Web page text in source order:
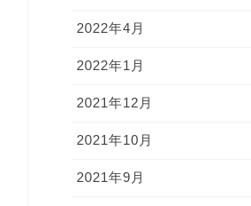
2022年4月
2022年1月
2021年12月
2021年10月
2021年9月